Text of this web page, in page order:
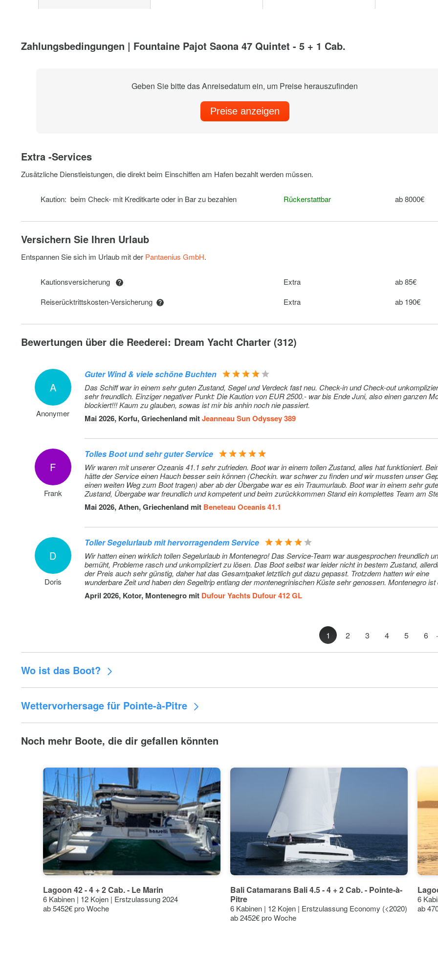
Zahlungsbedingungen | Fountaine Pajot Saona 47 Quintet - 5 + 1 Cab.
Geben Sie bitte das Anreisedatum ein, um Preise herauszufinden
Preise anzeigen
Extra -Services
Zusätzliche Dienstleistungen, die direkt beim Einschiffen am Hafen bezahlt werden müssen.
Kaution: beim Check- mit Kreditkarte oder in Bar zu bezahlen Rückerstattbar ab 8000€
Versichern Sie Ihren Urlaub
Entspannen Sie sich im Urlaub mit der Pantaenius GmbH.
Kautionsversicherung Extra
ab 85€
Reiserücktrittskosten-Versicherung
Extra ab 190€
Bewertungen über die Reederei: Dream Yacht Charter (312)
A
Anonymer
Guter Wind & viele schöne Buchten
Das Schiff war in einem sehr guten Zustand, Segel und Verdeck fast neu. Check-in und Check-out
sehr freundlich. Einziger negativer Punkt: Die Kaution von EUR 2500.- war bis Ende Juni, also einen ganzen Monat
blockiert!!! Kaum zu glauben, sowas ist mir bis anhin noch nie passiert.
Mai 2026, Korfu, Griechenland mitJeanneau Sun Odyssey 389
F
Frank
Tolles Boot und sehr guter Service
Wir waren mit unserer Ozeanis 41.1 sehr zufrieden. Boot war in einem tollen Zustand, alles hat funktioniert. Beim Start
hätte der Service einen Hauch besser sein können (Checkin. war schwer zu finden und wir mussten unser
einen weiten Weg zum Boot tragen) aber ab der Übergabe war es ein Traumurlaub. Boot war in einem sehr
Zustand, Übergabe war freundlich und kompetent und beim zurückkommen Stand ein komplettes Team am
uns beim Anlegen geholfen. Übergabe, tanken und so weiter war völlig problemlos. Wir sind sehr begeistert.
Mai 2026, Athen, Griechenland mit Beneteau Oceanis 41.1
D
Doris
Toller Segelurlaub mit hervorragendem Service
Wir hatten einen wirklich tollen Segelurlaub in Montenegro! Das Service-Team war ausgesprochen freundlich
bemüht, Probleme rasch und unkompliziert zu lösen. Das Boot selbst war leider nicht in bestem Zustand,
der Preis auch sehr günstig, daher hat das Gesamtpaket letztlich gut dazu gepasst. Trotzdem hatten wir eine
wunderbare Zeit und haben den Segeltrip entlang der montenegrinischen Küste sehr genossen. Montenegro
eine Reise wert – wunderschöne Landschaften, tolles Segelrevier und eine ganz besondere Atmosphäre!
April 2026, Kotor, Montenegro mit Dufour Yachts Dufour 412 GL
1 2 3 4 5 6
Wo ist das Boot?
Wettervorhersage für Pointe-à-Pitre
30°C
27°C
24°C
21°C
18°C
15°C
12°C
9°C
6°C
3°C
27°
22°
26°
21°
29°
22°
30°
22°
30°
23°
24° 24° 24°
31°
24°
23°
22°
Noch mehr Boote, die dir gefallen könnten
Lagoon 42 - 4 + 2 Cab. - Le Marin
6 Kabinen | 12 Kojen | Erstzulassung 2024
ab 5452€ pro Woche
Bali Catamarans Bali 4.5 - 4 + 2 Cab. - Pointe-à-
Pitre
6 Kabinen | 12 Kojen | Erstzulassung Economy (<2020)
ab 2452€ pro Woche
6
ab